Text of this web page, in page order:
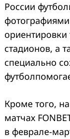
России
ориентировки
стадионов, а
специально
Кроме того,
матчах
в феврале-